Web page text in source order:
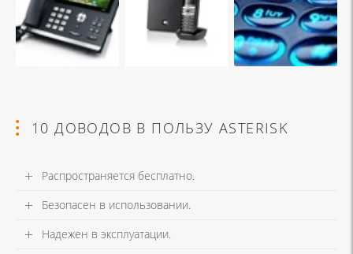
10 ДОВОДОВ В ПОЛЬЗУ ASTERISK
Распространяется бесплатно.
Безопасен в использовании.
Надежен в эксплуатации.